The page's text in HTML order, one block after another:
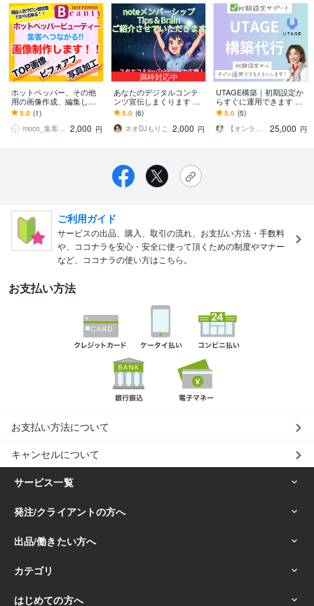
ホットペッパー、その他
用の画像作成、編集しま
す お試し価格！掲載に合
った画像を分かりやすく
制作！
5.0 (1)
moco_集客できるwebデザイン 2,000 円
満枠対応中
あなたのデジタルコンテ
ンツ宣伝しまくります Tip
sやBrain、Kindleなどを宣
伝します！
5.0 (6)
ネオDJもりこ
2,000 円
UTAGE構築｜初期設定か
らすぐに運用できます UT
AGE導入から構築まで一
気に仕組み化をサポー
ト！
5.0 (5)
【オンライン秘書・UTAGE構築】なつみ
25,000 円
ご利用ガイド
サービスの出品、購入、取引の流れ、お支払い方法・手数料
や、ココナラを安心・安全に使って頂くための制度やマナー
など、ココナラの使い方はこちら。
お支払い方法
お支払い方法について
キャンセルについて